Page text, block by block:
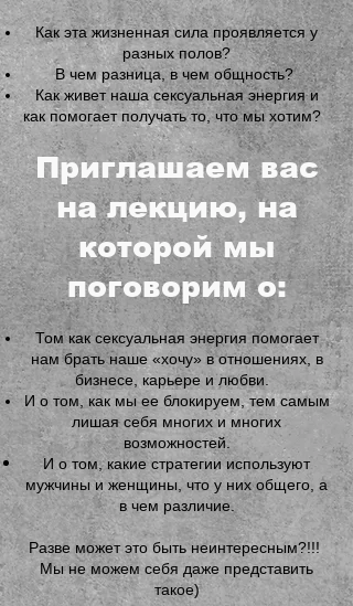
Как эта жизненная сила проявляется у
разных полов?
В чем разница, в чем общность?
Как живет наша сексуальная энергия и
как помогает получать то, что мы хотим?
Приглашаем вас
на лекцию, на
которой мы
поговорим о:
Том как сексуальная энергия помогает
нам брать наше «хочу» в отношениях, в
бизнесе, карьере и любви.
И о том, как мы ее блокируем, тем самым
лишая себя многих и многих
возможностей.
И о том, какие стратегии используют
мужчины и женщины, что у них общего, а
в чем различие.
Разве может это быть неинтересным?!!!
Мы не можем себя даже представить
такое)